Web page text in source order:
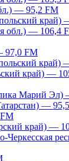
— 95,2 FM
край)
обл.) — 106,4
97,0 FM
край)
край) —
Марий Эл)
—
край) —
Черкесская